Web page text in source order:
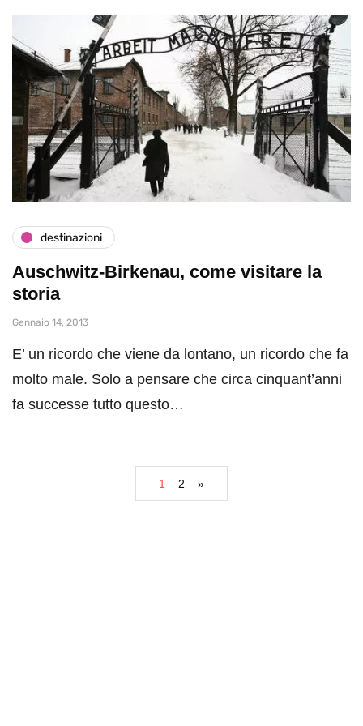
destinazioni
Auschwitz-Birkenau, come visitare la
storia
Gennaio 14, 2013
E’ un ricordo che viene da lontano, un ricordo che fa
molto male. Solo a pensare che circa cinquant’anni
fa successe tutto questo…
1 2 »